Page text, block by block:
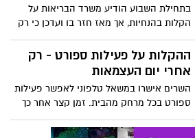
החל ממוצאי שבת ה- 16.5
בתחילת השבוע הודיע משרד הבריאות על
הקלות בהנחיות, אך מאז חזר בו ועדכן כי רק
הבוקר יחלו הקלות. אז מה מותר ומה עדיין
אסור? כל הפרטים >>>
ההקלות על פעילות ספורט - רק
אחרי יום העצמאות
השרים אישרו במשאל טלפוני לאפשר פעילות
ספורט בכל מרחק מהבית. זמן קצר אחר כך
הוקפאה ההחלטה ובסופו של דבר הבהיר
מזכיר הממשלה שהחלטה זו תיכנס לתוקף